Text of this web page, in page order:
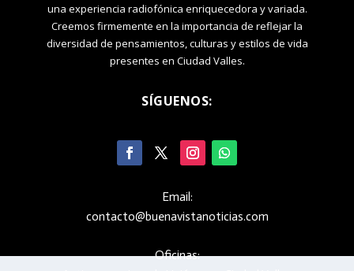
una experiencia radiofónica enriquecedora y variada.
Creemos firmemente en la importancia de reflejar la
diversidad de pensamientos, culturas y estilos de vida
presentes en Ciudad Valles.
SÍGUENOS:
Email:
contacto@buenavistanoticias.com
Oficinas: